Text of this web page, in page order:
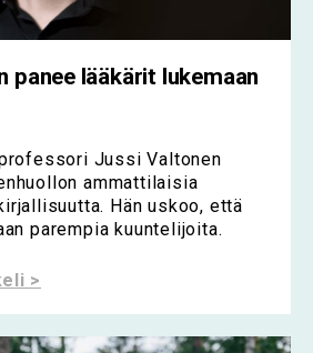
panee lääkärit lukemaan
Jussi Valtonen
ammattilaisia
Hän uskoo, että
parempia kuuntelijoita.
>